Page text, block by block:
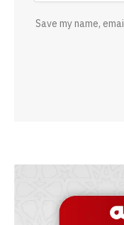
Save my name,